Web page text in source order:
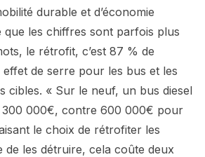
durable et d’économie
que les chiffres sont parfois plus
le rétrofit, c’est 87 % de
de serre pour les bus et les
cibles. « Sur le neuf, un bus diesel
300 000€, contre 600 000€ pour
le choix de rétrofiter les
de les détruire, cela coûte deux